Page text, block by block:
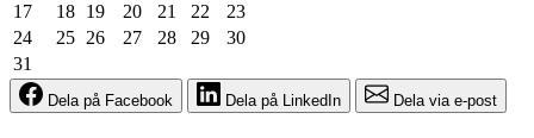
17
18 19 20 21 22
23
24
25 26 27 28 29
30
31
Dela på Facebook Dela på LinkedIn Dela via e-post